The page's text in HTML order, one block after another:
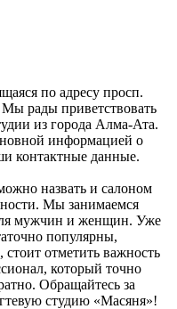
по адресу просп.
рады приветствовать
из города Алма-Ата.
информацией о
контактные данные.
назвать и салоном
Мы занимаемся
мужчин и женщин. Уже
популярны,
отметить важность
который точно
Обращайтесь за
студию «Масяня»!